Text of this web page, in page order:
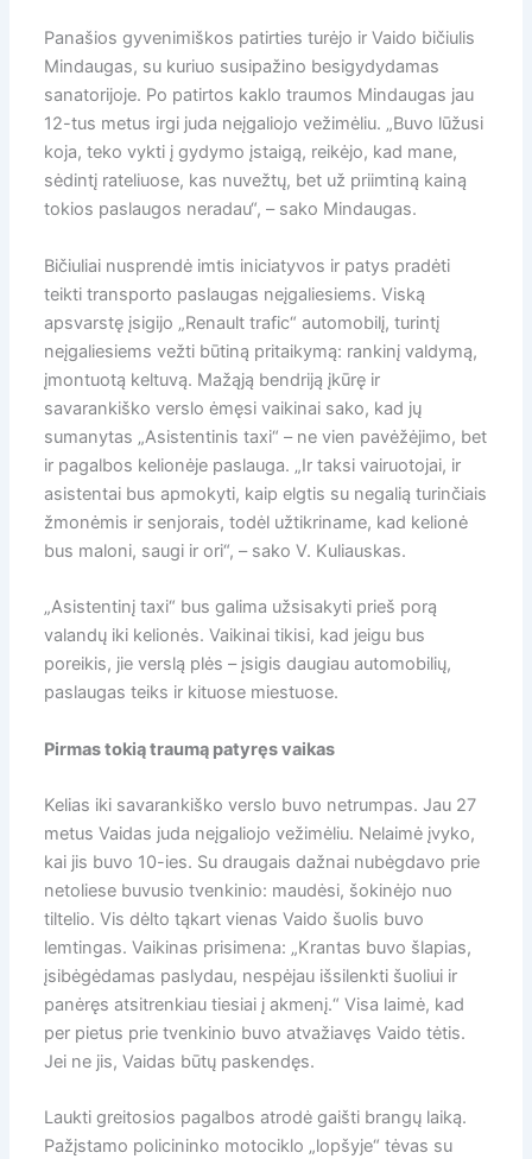
Panašios gyvenimiškos patirties turėjo ir Vaido bičiulis
Mindaugas, su kuriuo susipažino besigydydamas
sanatorijoje. Po patirtos kaklo traumos Mindaugas jau
12-tus metus irgi juda neįgaliojo vežimėliu. „Buvo lūžusi
koja, teko vykti į gydymo įstaigą, reikėjo, kad mane,
sėdintį rateliuose, kas nuvežtų, bet už priimtiną kainą
tokios paslaugos neradau“, – sako Mindaugas.
Bičiuliai nusprendė imtis iniciatyvos ir patys pradėti
teikti transporto paslaugas neįgaliesiems. Viską
apsvarstę įsigijo „Renault trafic“ automobilį, turintį
neįgaliesiems vežti būtiną pritaikymą: rankinį valdymą,
įmontuotą keltuvą. Mažąją bendriją įkūrę ir
savarankiško verslo ėmęsi vaikinai sako, kad jų
sumanytas „Asistentinis taxi“ – ne vien pavėžėjimo, bet
ir pagalbos kelionėje paslauga. „Ir taksi vairuotojai, ir
asistentai bus apmokyti, kaip elgtis su negalią turinčiais
žmonėmis ir senjorais, todėl užtikriname, kad kelionė
bus maloni, saugi ir ori“, – sako V. Kuliauskas.
„Asistentinį taxi“ bus galima užsisakyti prieš porą
valandų iki kelionės. Vaikinai tikisi, kad jeigu bus
poreikis, jie verslą plės – įsigis daugiau automobilių,
paslaugas teiks ir kituose miestuose.
Pirmas tokią traumą patyręs vaikas
Kelias iki savarankiško verslo buvo netrumpas. Jau 27
metus Vaidas juda neįgaliojo vežimėliu. Nelaimė įvyko,
kai jis buvo 10-ies. Su draugais dažnai nubėgdavo prie
netoliese buvusio tvenkinio: maudėsi, šokinėjo nuo
tiltelio. Vis dėlto tąkart vienas Vaido šuolis buvo
lemtingas. Vaikinas prisimena: „Krantas buvo šlapias,
įsibėgėdamas paslydau, nespėjau išsilenkti šuoliui ir
panėręs atsitrenkiau tiesiai į akmenį.“ Visa laimė, kad
per pietus prie tvenkinio buvo atvažiavęs Vaido tėtis.
Jei ne jis, Vaidas būtų paskendęs.
Laukti greitosios pagalbos atrodė gaišti brangų laiką.
Pažįstamo policininko motociklo „lopšyje“ tėvas su